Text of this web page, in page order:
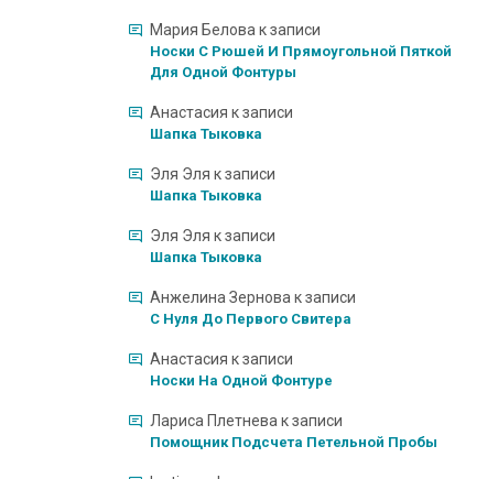
Мария Белова к записи
Носки С Рюшей И Прямоугольной Пяткой
Для Одной Фонтуры
Анастасия к записи
Шапка Тыковка
Эля Эля к записи
Шапка Тыковка
Эля Эля к записи
Шапка Тыковка
Анжелина Зернова к записи
С Нуля До Первого Свитера
Анастасия к записи
Носки На Одной Фонтуре
Лариса Плетнева к записи
Помощник Подсчета Петельной Пробы